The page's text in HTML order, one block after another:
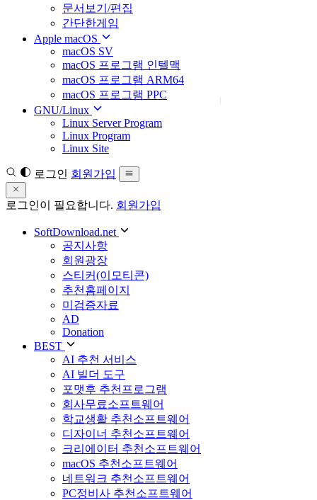
문서보기/편집
간단한게임
Apple macOS
macOS SV
macOS 프로그램 인텔맥
macOS 프로그램 ARM64
macOS 프로그램 PPC
GNU/Linux
Linux Server Program
Linux Program
Linux Site
로그인 회원가입
로그인이 필요합니다. 회원가입
SoftDownload.net
공지사항
회원광장
스티커(이모티콘)
추천홈페이지
미검증자료
AD
Donation
BEST
AI 추천 서비스
AI 빌더 도구
포맷후 추천프로그램
회사무료소프트웨어
학교생활 추천소프트웨어
디자이너 추천소프트웨어
크리에이터 추천소프트웨어
macOS 추천소프트웨어
네트워크 추천소프트웨어
PC정비사 추천소프트웨어